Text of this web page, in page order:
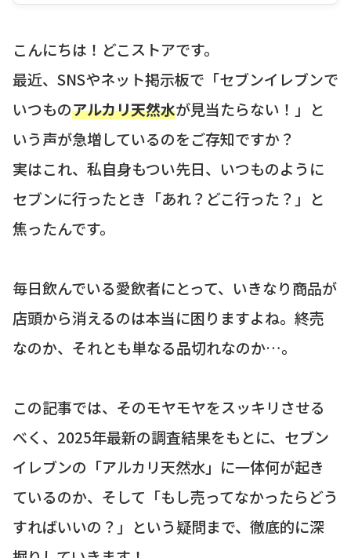
こんにちは！どこストアです。
最近、SNSやネット掲示板で「セブンイレブンで
いつものアルカリ天然水が見当たらない！」と
いう声が急増しているのをご存知ですか？
実はこれ、私自身もつい先日、いつものように
セブンに行ったとき「あれ？どこ行った？」と
焦ったんです。
毎日飲んでいる愛飲者にとって、いきなり商品が
店頭から消えるのは本当に困りますよね。終売
なのか、それとも単なる品切れなのか…。
この記事では、そのモヤモヤをスッキリさせる
べく、2025年最新の調査結果をもとに、セブン
イレブンの「アルカリ天然水」に一体何が起き
ているのか、そして「もし売ってなかったらどう
すればいいの？」という疑問まで、徹底的に深